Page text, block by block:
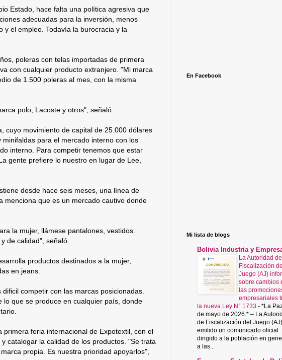
Estado, hace falta una política agresiva que
adecuadas para la inversión, menos
y el empleo. Todavía la burocracia y la
poleras con telas importadas de primera
con cualquier producto extranjero. "Mi marca
de 1.500 poleras al mes, con la misma
polo, Lacoste y otros", señaló.
cuyo movimiento de capital de 25.000 dólares
para el mercado interno con los
interno. Para competir tenemos que estar
gente prefiere lo nuestro en lugar de Lee,
desde hace seis meses, una línea de
menciona que es un mercado cautivo donde
la mujer, llámese pantalones, vestidos.
de calidad", señaló.
productos destinados a la mujer,
en jeans.
competir con las marcas posicionadas.
que se produce en cualquier país, donde
feria internacional de Expotextil, con el
catalogar la calidad de los productos. "Se trata
propia. Es nuestra prioridad apoyarlos",
En Facebook
Mi lista de blogs
Bolivia Industria y
La Autoridad de
Fiscalización
Juego (AJ)
sobre cambios
las
empresariales
la nueva Ley N° 1733 - *La
de mayo de 2026.* – La
de Fiscalización del Juego
emitido un comunicado oficial
dirigido a la población en
a las...